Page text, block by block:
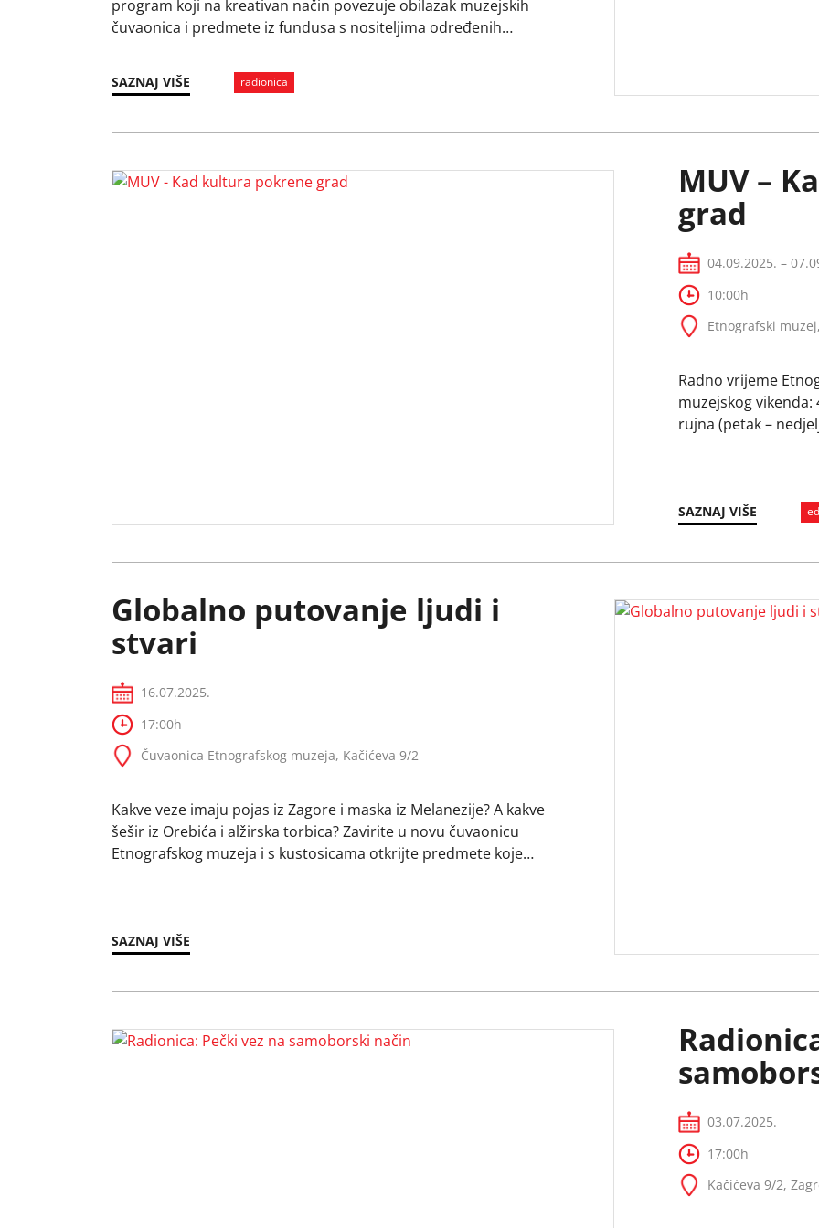
program koji na kreativan način povezuje obilazak muzejskih
čuvaonica i predmete iz fundusa s nositeljima određenih
kulturnu baštinu: umijeće šaranja tikvica, umijeće izrade
predmeta od kože, zlatoveza, čipke na iglu motiva i tradicijskog
SAZNAJ VIŠE radionica
MUV –
grad
04.09.2025. –
10:00h
Etnografski
Radno vrijeme
muzejskog vikenda:
rujna (petak –
Etnografskog
SAZNAJ VIŠE
Globalno putovanje ljudi i
stvari
16.07.2025.
17:00h
Čuvaonica Etnografskog muzeja, Kačićeva 9/2
Kakve veze imaju pojas iz Zagore i maska iz Melanezije? A kakve
šešir iz Orebića i alžirska torbica? Zavirite u novu čuvaonicu
Etnografskog muzeja i s kustosicama otkrijte predmete koje
SAZNAJ VIŠE
03.07.2025.
17:00h
Kačićeva 9/2,